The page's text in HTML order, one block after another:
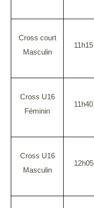
Cross court
Masculin
11h15
Cross U16
Féminin
11h40
Cross U16
Masculin
12h05